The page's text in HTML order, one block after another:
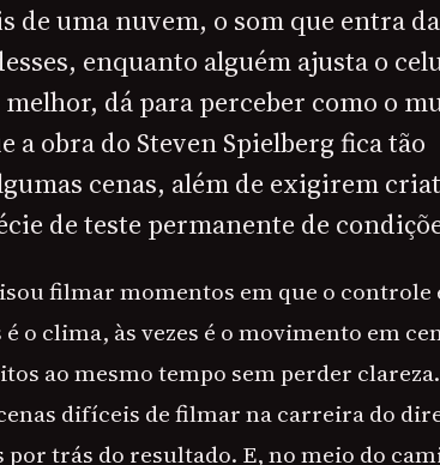
de uma nuvem, o som que entra
enquanto alguém ajusta o
dá para perceber como o
a obra do Steven Spielberg fica tão
cenas, além de exigirem
de teste permanente de
filmar momentos em que o controle
o clima, às vezes é o movimento em
ao mesmo tempo sem perder
difíceis de filmar na carreira do
por trás do resultado. E, no meio do